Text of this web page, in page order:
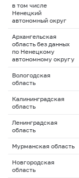
в том числе
Ненецкий
автономный округ
Архангельская
область без данных
по Ненецкому
автономному округу
Вологодская
область
Калининградская
область
Ленинградская
область
Мурманская область
Новгородская
область